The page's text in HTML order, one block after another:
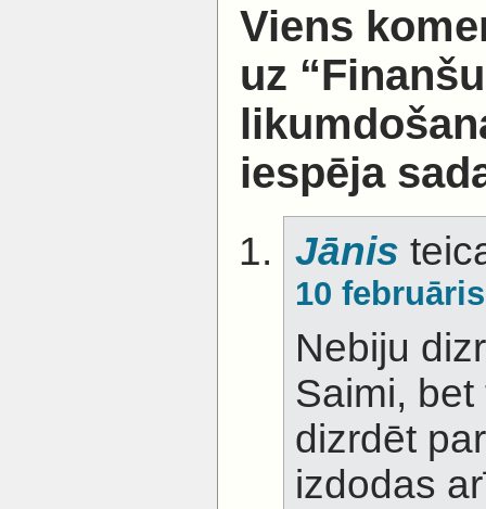
Viens
uz
iespēja
Jānis
10
Nebiju
Saimi,
dizrdēt
izdodas